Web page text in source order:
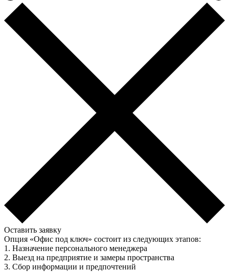
Оставить заявку
Опция «Офис под ключ» состоит из следующих этапов:
1. Назначение персонального менеджера
2. Выезд на предприятие и замеры пространства
3. Сбор информации и предпочтений